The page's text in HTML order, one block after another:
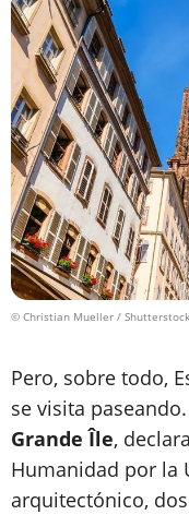
© Christian Mueller / Shutterstock
Pero, sobre todo,
se visita
Grande Île,
Humanidad por la
arquitectónico,